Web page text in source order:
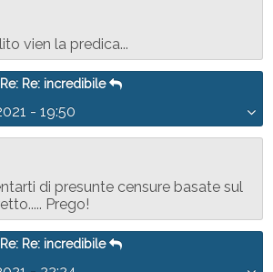
vien la predica...
Re: Re: incredibile
- 19:50
di presunte censure basate sul
Prego!
Re: Re: incredibile